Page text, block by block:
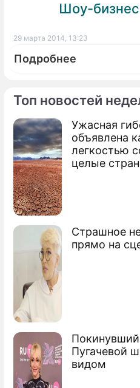
Топ новостей
Ужасная
объявлена
легкостью
целые
Страшное
прямо на
Пугачевой
видом
Шоу-
29 марта 2014, 13:23
Подробнее
По теме
ждет
землетрясения
Рядом с АЭС Бушер
землетрясение
Пожар выгнал
улицу
Сюжеты
Стихия